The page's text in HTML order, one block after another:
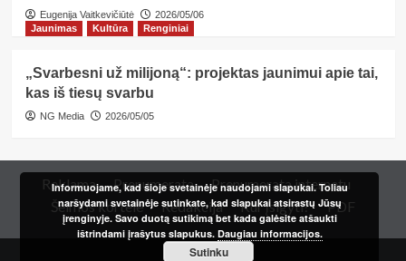
Eugenija Vaitkevičiūtė
2026/05/06
Jaunimas
Kultūra Renginiai
„Svarbesni už milijoną“: projektas jaunimui apie tai,
kas iš tiesų svarbu
NG Media 2026/05/05
Reklama Prenumerata
Prenumerata internetu
Šeimos kortelė
Redakcija Kur įsigyti? PDF
Informuojame, kad šioje svetainėje naudojami slapukai. Toliau
naršydami svetainėje sutinkate, kad slapukai atsirastų Jūsų
įrenginyje. Savo duotą sutikimą bet kada galėsite atšaukti
ištrindami įrašytus slapukus. Daugiau informacijos.
Sutinku